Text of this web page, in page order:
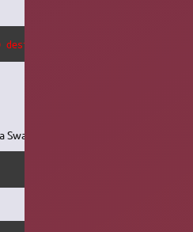
desirée> /dev/<votre partition>
avant :